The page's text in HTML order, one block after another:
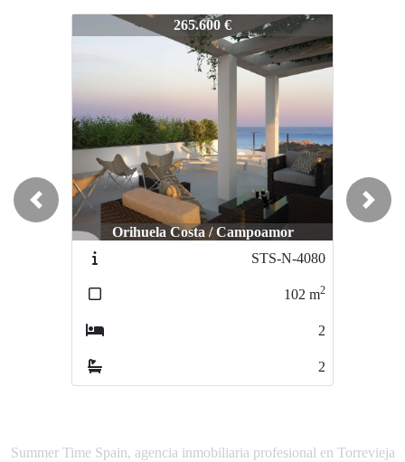
265.600 €
Orihuela Costa / Campoamor
STS-N-4080
STS-N5018 222.000 €
Orihuela Costa / Villamartin
STS-N5012
Previous Next
Summer Time Spain, agencia inmobiliaria profesional en Torrevieja